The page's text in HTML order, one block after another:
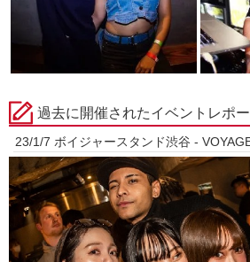
過去に開催されたイベントレポー
23/1/7 ボイジャースタンド渋谷 -